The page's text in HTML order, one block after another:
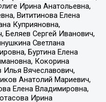
Ирина Анатольевна,
Вититинова Елена
Куприяновна,
Беляев Сергей Иванович,
Светлана
Буртина Елена
Кокорина
Илья Вячеславович,
Анатолий Мариевич,
Елена Владимировна,
Ирина